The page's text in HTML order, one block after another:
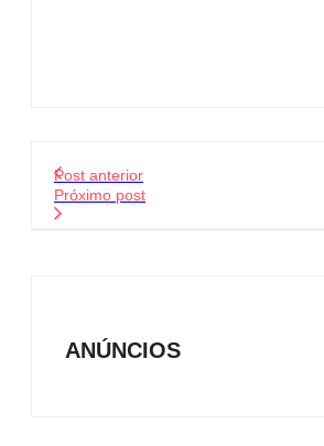
Post anterior
Próximo post
ANÚNCIOS